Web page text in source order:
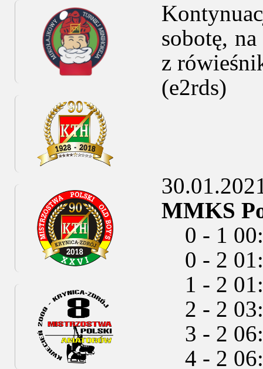
sobotę,
z
(e2rds)
MMKS
0 - 1
0 - 2
1 - 2
2 - 2
3 - 2
4 - 2